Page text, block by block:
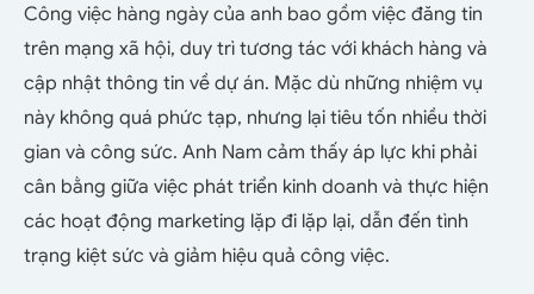
Công việc hàng ngày của anh bao gồm việc đăng tin
trên mạng xã hội, duy trì tương tác với khách hàng và
cập nhật thông tin về dự án. Mặc dù những nhiệm vụ
này không quá phức tạp, nhưng lại tiêu tốn nhiều thời
gian và công sức. Anh Nam cảm thấy áp lực khi phải
cân bằng giữa việc phát triển kinh doanh và thực hiện
các hoạt động marketing lặp đi lặp lại, dẫn đến tình
trạng kiệt sức và giảm hiệu quả công việc.